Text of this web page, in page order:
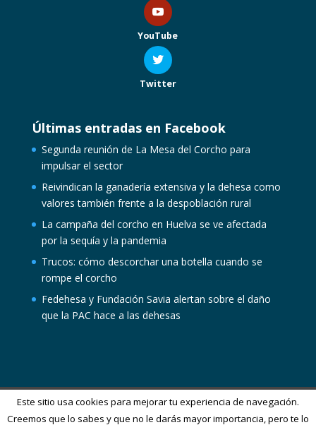
YouTube
Twitter
Últimas entradas en Facebook
Segunda reunión de La Mesa del Corcho para
impulsar el sector
Reivindican la ganadería extensiva y la dehesa como
valores también frente a la despoblación rural
La campaña del corcho en Huelva se ve afectada
por la sequía y la pandemia
Trucos: cómo descorchar una botella cuando se
rompe el corcho
Fedehesa y Fundación Savia alertan sobre el daño
que la PAC hace a las dehesas
Este sitio usa cookies para mejorar tu experiencia de navegación.
Creemos que lo sabes y que no le darás mayor importancia, pero te lo